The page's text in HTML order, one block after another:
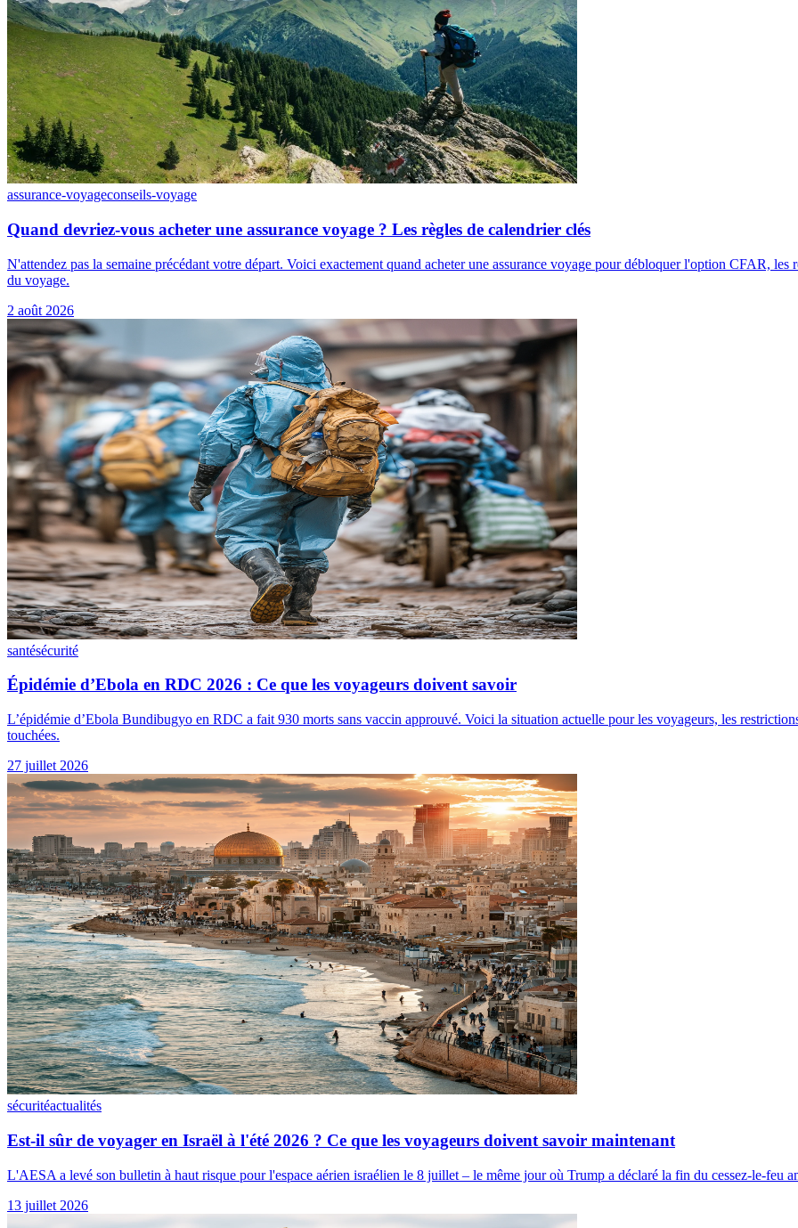
assurance-voyageconseils-voyage
Quand devriez-vous acheter une assurance voyage ? Les règles de calendrier clés
N'attendez pas la semaine précédant votre départ. Voici exactement quand acheter une assurance voyage pour débloquer l'option CFAR,
du voyage.
2 août 2026
santésécurité
Épidémie d’Ebola en RDC 2026 : Ce que les voyageurs doivent savoir
L’épidémie d’Ebola Bundibugyo en RDC a fait 930 morts sans vaccin approuvé. Voici la situation actuelle pour les voyageurs, les
touchées.
27 juillet 2026
sécuritéactualités
Est-il sûr de voyager en Israël à l'été 2026 ? Ce que les voyageurs doivent savoir maintenant
L'AESA a levé son bulletin à haut risque pour l'espace aérien israélien le 8 juillet – le même jour où Trump a déclaré la fin du cessez-le-feu
13 juillet 2026